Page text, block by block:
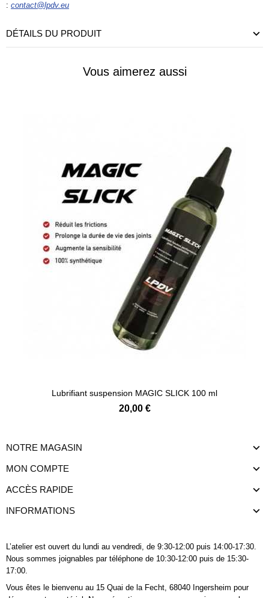
: contact@lpdv.eu
DÉTAILS DU PRODUIT
Vous aimerez aussi
Lubrifiant suspension MAGIC SLICK 100 ml
20,00 €
NOTRE MAGASIN
MON COMPTE
ACCÈS RAPIDE
INFORMATIONS
L’atelier est ouvert du lundi au vendredi, de 9:30-12:00 puis 14:00-17:30.
Nous sommes joignables par téléphone de 10:30-12:00 puis de 15:30-
17:00.
Vous êtes le bienvenu au 15 Quai de la Fecht, 68040 Ingersheim pour